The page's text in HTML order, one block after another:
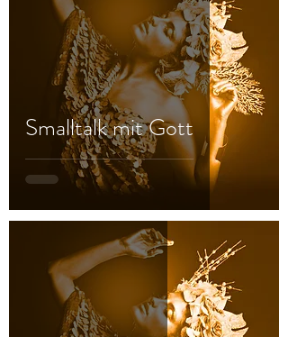
Smalltalk mit Gott